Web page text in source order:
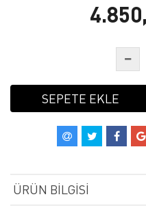
SEPETE EKLE
ÜRÜN BILGISI